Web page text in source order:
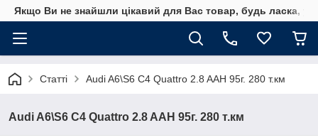
Якщо Ви не знайшли цікавий для Вас товар, будь ласка,
Статті Audi A6\S6 C4 Quattro 2.8 AAH 95г. 280 т.км
Audi A6\S6 C4 Quattro 2.8 AAH 95г. 280 т.км